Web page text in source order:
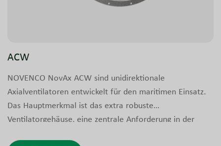
ACW
NOVENCO NovAx ACW sind unidirektionale
Axialventilatoren entwickelt für den maritimen Einsatz.
Das Hauptmerkmal ist das extra robuste
Ventilatorgehäuse, eine zentrale Anforderung in der